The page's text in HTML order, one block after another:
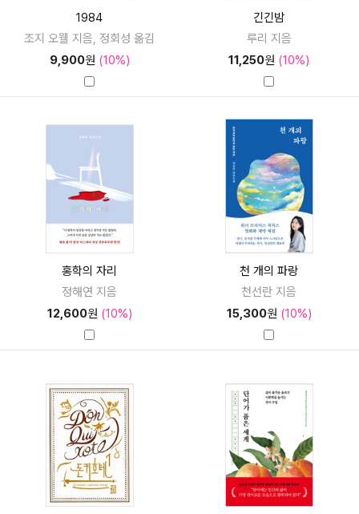
1984
조지 오웰 지음, 정회성 옮김
9,900원 (10%)
긴긴밤
루리 지음
11,250원 (10%)
홍학의 자리
정해연 지음
12,600원 (10%)
천 개의 파랑
천선란 지음
15,300원 (10%)